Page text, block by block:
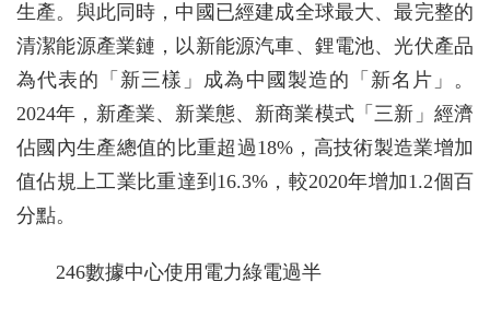
生產。與此同時，中國已經建成全球最大、最完整的
清潔能源產業鏈，以新能源汽車、鋰電池、光伏產品
為代表的「新三樣」成為中國製造的「新名片」。
2024年，新產業、新業態、新商業模式「三新」經濟
佔國內生產總值的比重超過18%，高技術製造業增加
值佔規上工業比重達到16.3%，較2020年增加1.2個百
分點。
246數據中心使用電力綠電過半